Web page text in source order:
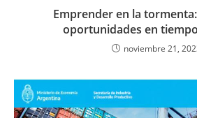
Emprender en la
oportunidades en
noviembre 21,